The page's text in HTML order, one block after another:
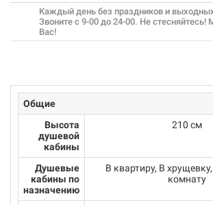
Каждый день без праздников и
Звоните с 9-00 до 24-00. Не
Вас!
Общие
Высота
душевой
кабины
210 см
Душевые
кабины по
назначению
В квартиру, В
комнату